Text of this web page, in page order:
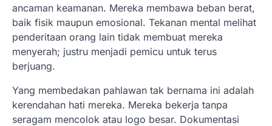
ancaman keamanan. Mereka membawa beban berat,
baik fisik maupun emosional. Tekanan mental melihat
penderitaan orang lain tidak membuat mereka
menyerah; justru menjadi pemicu untuk terus
berjuang.
Yang membedakan pahlawan tak bernama ini adalah
kerendahan hati mereka. Mereka bekerja tanpa
seragam mencolok atau logo besar. Dokumentasi